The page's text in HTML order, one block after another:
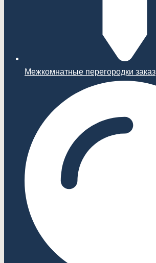
Межкомнатные перегородки заказ